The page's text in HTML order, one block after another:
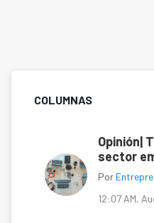
COLUMNAS
Opinión|
sector
Por
12:07 AM,